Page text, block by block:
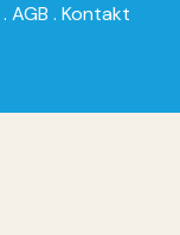
. AGB . Kontakt